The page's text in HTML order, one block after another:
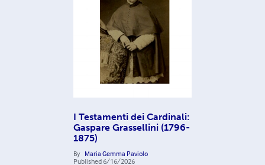
I Testamenti dei Cardinali:
Gaspare Grassellini (1796-
1875)
By Maria Gemma Paviolo
Published 6/16/2026